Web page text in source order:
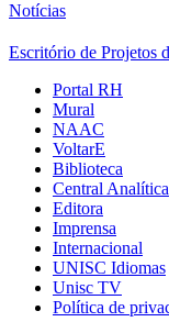
Notícias
Escritório de Projetos
Portal RH
Mural
NAAC
VoltarE
Biblioteca
Central Analítica
Editora
Imprensa
Internacional
UNISC Idiomas
Unisc TV
Política de